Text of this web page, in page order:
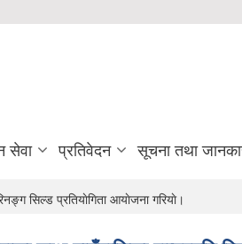
सेवा प्रतिवेदन सूचना तथा
सिल्ड प्रतियाेगिता आयाेजना गरियाे।